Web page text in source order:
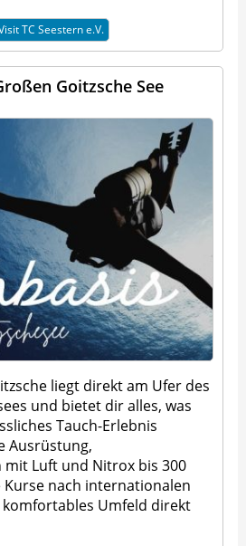
TC Seestern e.V.
Goitzsche See
liegt direkt am Ufer des
und bietet dir alles, was
Tauch-Erlebnis
Ausrüstung,
mit Luft und Nitrox bis 300
nach internationalen
Umfeld direkt